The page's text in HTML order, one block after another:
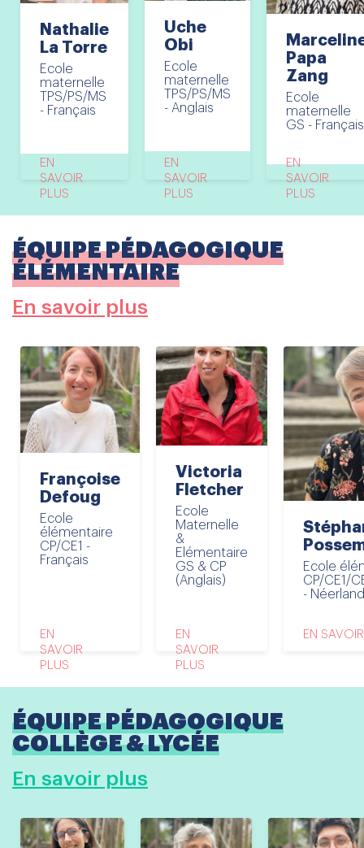
Nathalie
La Torre
Ecole
maternelle
TPS/PS/MS
- Français
EN
SAVOIR
PLUS
Uche
Obi
Ecole
maternelle
TPS/PS/MS
- Anglais
EN
SAVOIR
PLUS
Papa
Zang
Ecole
maternelle
GS - Français
EN
SAVOIR
PLUS
ÉQUIPE PÉDAGOGIQUE
ÉLÉMENTAIRE
En savoir plus
Françoise
Defoug
Ecole
élémentaire
CP/CE1 -
Français
EN
SAVOIR
PLUS
Victoria
Fletcher
Ecole
Maternelle
&
Elémentaire
GS & CP
(Anglais)
EN
SAVOIR
PLUS
Ecole
CP/CE1/
-
EN
ÉQUIPE PÉDAGOGIQUE
COLLÈGE & LYCÉE
En savoir plus